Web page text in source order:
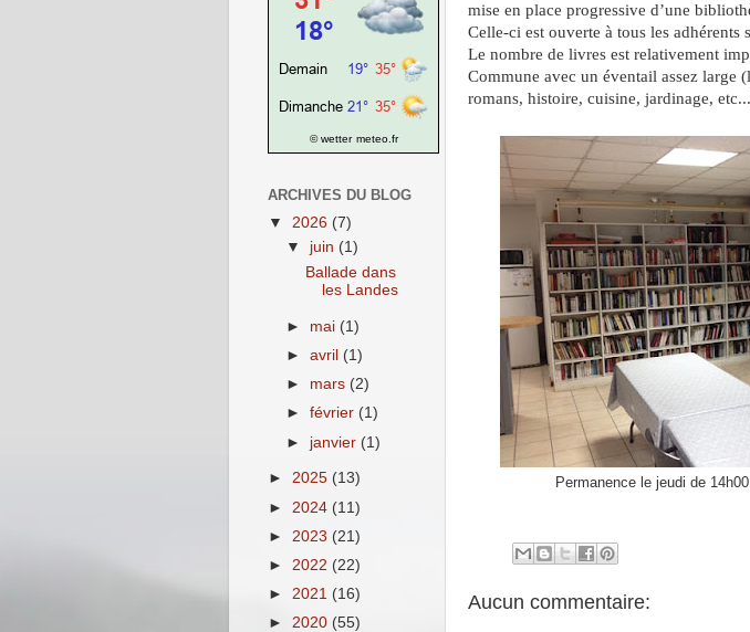
mise en place progressive d’une
Celle-ci est ouverte à tous les adhérents
Le nombre de livres est relativement
Commune avec un éventail assez large
romans, histoire, cuisine, jardinage,
Permanence le jeudi de
Aucun commentaire:
© wetter meteo.fr
ARCHIVES DU BLOG
▼ 2026 (7)
▼ juin (1)
Ballade dans
les Landes
► mai (1)
►avril (1)
► mars (2)
►février (1)
► janvier (1)
► 2025 (13)
► 2024 (11)
► 2023 (21)
► 2022 (22)
► 2021 (16)
► 2020 (55)